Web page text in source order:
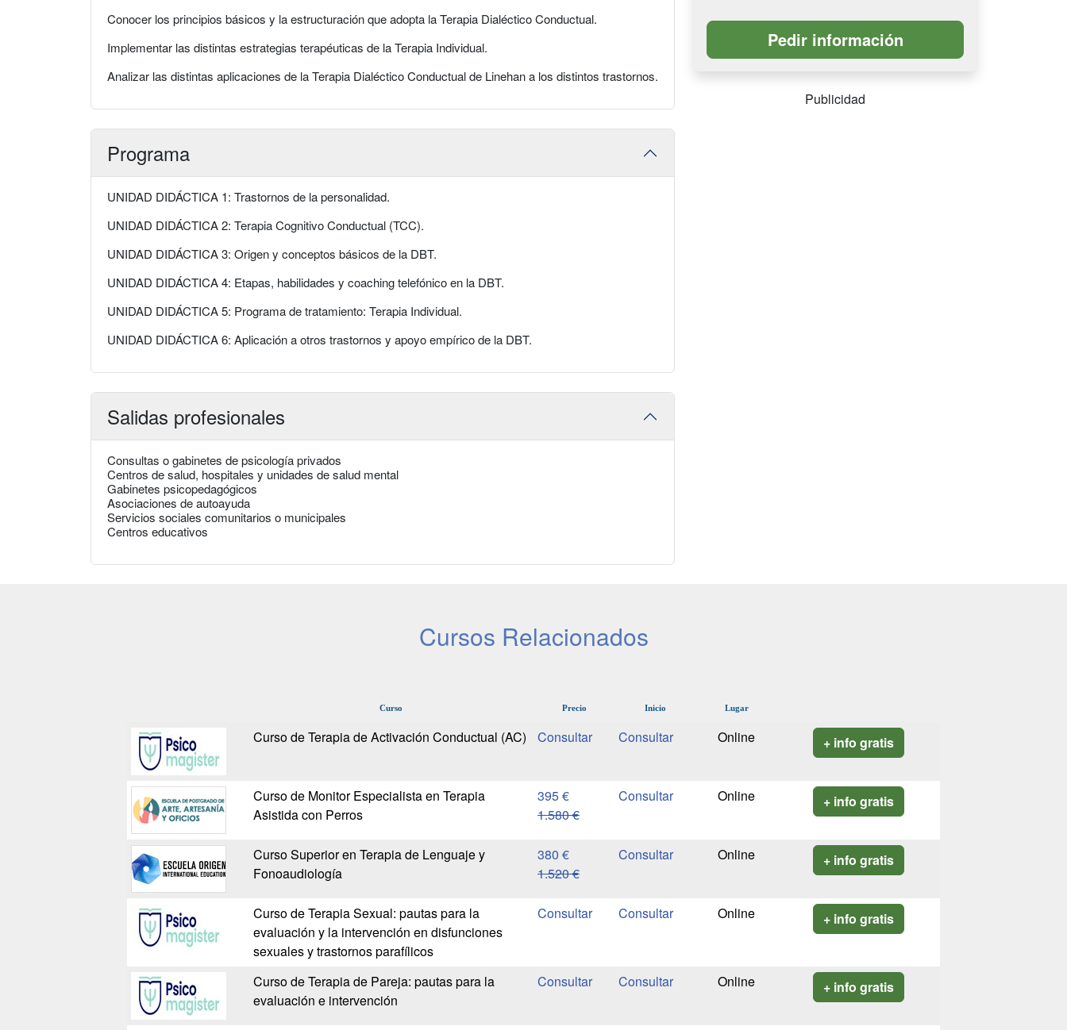
Conocer los principios básicos y la estructuración que adopta la Terapia Dialéctico Conductual.
Implementar las distintas estrategias terapéuticas de la Terapia Individual.
Analizar las distintas aplicaciones de la Terapia Dialéctico Conductual de Linehan a los distintos trastornos.
Programa
UNIDAD DIDÁCTICA 1: Trastornos de la personalidad.
UNIDAD DIDÁCTICA 2: Terapia Cognitivo Conductual (TCC).
UNIDAD DIDÁCTICA 3: Origen y conceptos básicos de la DBT.
UNIDAD DIDÁCTICA 4: Etapas, habilidades y coaching telefónico en la DBT.
UNIDAD DIDÁCTICA 5: Programa de tratamiento: Terapia Individual.
UNIDAD DIDÁCTICA 6: Aplicación a otros trastornos y apoyo empírico de la DBT.
Salidas profesionales
Consultas o gabinetes de psicología privados
Centros de salud, hospitales y unidades de salud mental
Gabinetes psicopedagógicos
Asociaciones de autoayuda
Servicios sociales comunitarios o municipales
Centros educativos
Publicidad
Cursos Relacionados
Curso Precio Inicio Lugar
Curso de Terapia de Activación Conductual (AC) Online + info gratis
Curso de Monitor Especialista en Terapia
Asistida con Perros
395 €
1.580 €
Online + info gratis
Curso Superior en Terapia de Lenguaje y
Fonoaudiología
380 €
1.520 €
Online + info gratis
Curso de Terapia Sexual: pautas para la
evaluación y la intervención en disfunciones
sexuales y trastornos parafílicos
Online + info gratis
Curso de Terapia de Pareja: pautas para la
evaluación e intervención
Online + info gratis